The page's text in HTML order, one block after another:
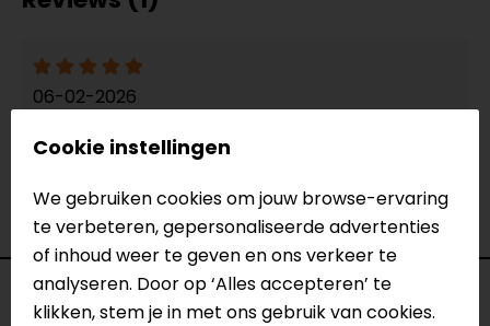
06-02-2026
Draagt goed, goede pasvorm en houdt je hoofd
warm en je helm schoon !!!
- Mulder
Voorraad
Cookie instellingen
We gebruiken cookies om jouw browse-ervaring
te verbeteren, gepersonaliseerde advertenties
of inhoud weer te geven en ons verkeer te
analyseren. Door op ‘Alles accepteren’ te
klikken, stem je in met ons gebruik van cookies.